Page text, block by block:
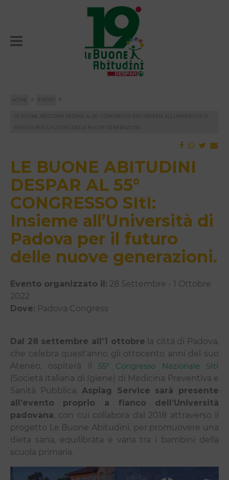
HOME » »
LE BUONE ABITUDINI DESPAR AL 55° CONGRESSO SITI: INSIEME ALL’UNIVERSITÀ DI
PADOVA PER IL FUTURO DELLE NUOVE GENERAZIONI.
LE BUONE ABITUDINI
DESPAR AL 55°
CONGRESSO SItI:
Insieme all’Università di
Padova per il futuro
delle nuove generazioni.
Evento organizzato il: 28 Settembre - 1 Ottobre
2022
Dove: Padova Congress
Dal 28 settembre all’1 ottobre la città di Padova,
che celebra quest’anno gli ottocento anni del suo
Ateneo, ospiterà il 55° Congresso Nazionale SItI
(Società Italiana di Igiene) di Medicina Preventiva e
Sanità Pubblica.Aspiag Service sarà presente
all’evento proprio a fianco dell’Università
padovana, con cui collabora dal 2018 attraverso il
progetto Le Buone Abitudini, per promuovere una
dieta sana, equilibrata e varia tra i bambini della
scuola primaria.